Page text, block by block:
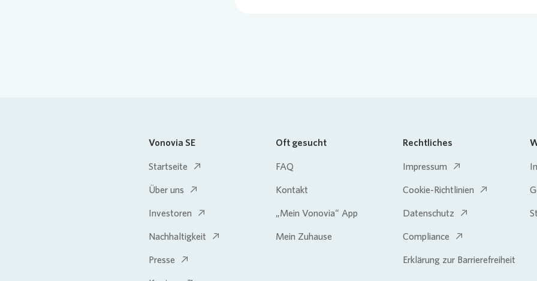
Vonovia SE
Startseite
Über uns
Investoren
Nachhaltigkeit
Presse
Oft gesucht
FAQ
Kontakt
„Mein Vonovia“ App
Mein Zuhause
Rechtliches
Impressum
Cookie-Richtlinien
Datenschutz
Compliance
Erklärung zur Barrierefreiheit